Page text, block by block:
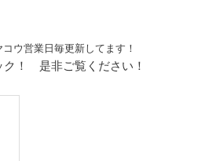
ウ営業日毎更新してます！
ク！ 是非ご覧ください！